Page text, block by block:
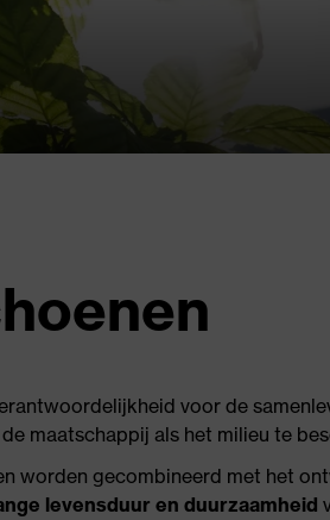
voor de
maatschappij als het milieu te
worden gecombineerd met het
levensduur en duurzaamheid